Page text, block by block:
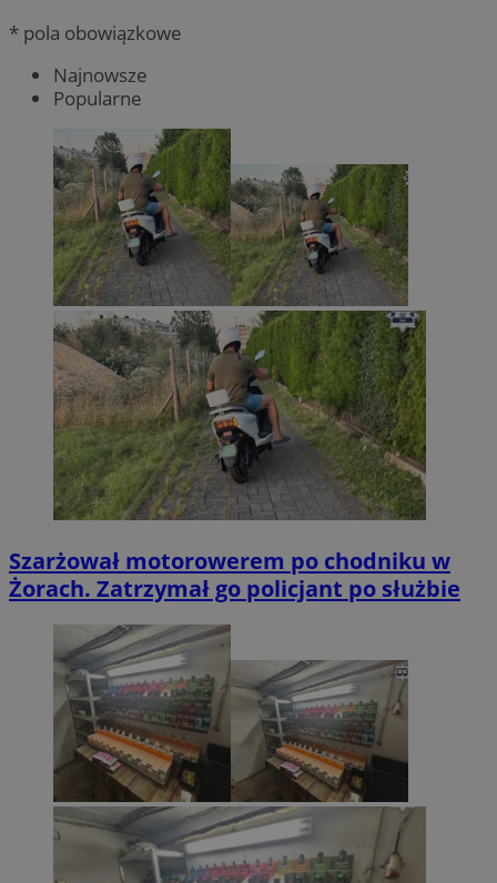
* pola obowiązkowe
Najnowsze
Popularne
Szarżował motorowerem po chodniku w
Żorach. Zatrzymał go policjant po służbie